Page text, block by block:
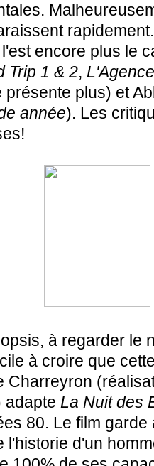
encore plus le
Trip 1 & 2,
présente plus) et
année). Les
à regarder le
à croire que
Charreyron
adapte La Nuit des
80. Le film garde
l'historie d'un